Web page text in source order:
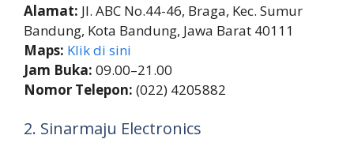
Alamat: Jl. ABC No.44-46, Braga, Kec. Sumur
Bandung, Kota Bandung, Jawa Barat 40111
Maps: Klik di sini
Jam Buka: 09.00–21.00
Nomor Telepon: (022) 4205882
2. Sinarmaju Electronics